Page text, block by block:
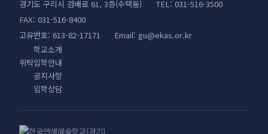
경기도 구리시 검배로 61, 3층(수택동)
TEL: 031-516-3500
FAX: 031-516-8400
고유번호: 613-82-17171
Email: gu@ekas.or.kr
학교소개
위탁입학안내
공지사항
입학상담